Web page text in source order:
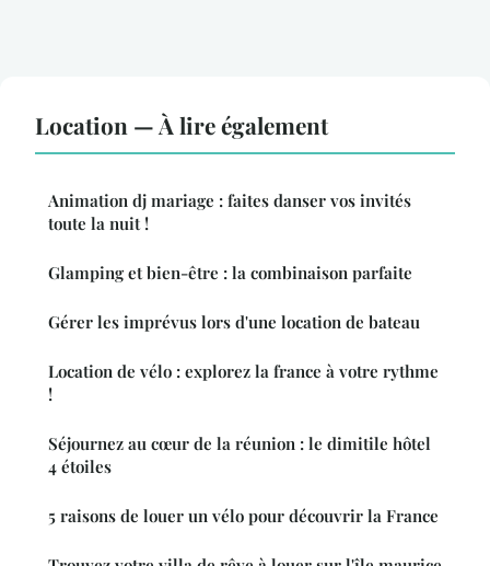
Location — À lire également
Animation dj mariage : faites danser vos invités
toute la nuit !
Glamping et bien-être : la combinaison parfaite
Gérer les imprévus lors d'une location de bateau
Location de vélo : explorez la france à votre rythme
!
Séjournez au cœur de la réunion : le dimitile hôtel
4 étoiles
5 raisons de louer un vélo pour découvrir la France